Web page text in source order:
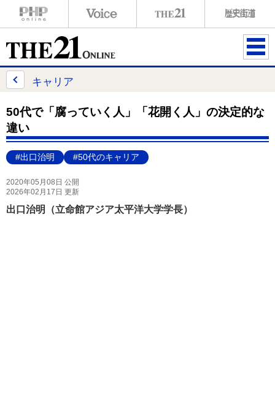
ME
キャリア
50代で「腐っていく人」「花開く人」の決定的な
違い
#出口治明 #50代のキャリア
2020年05月08日 公開
2026年02月17日 更新
出口治明（立命館アジア太平洋大学学長）